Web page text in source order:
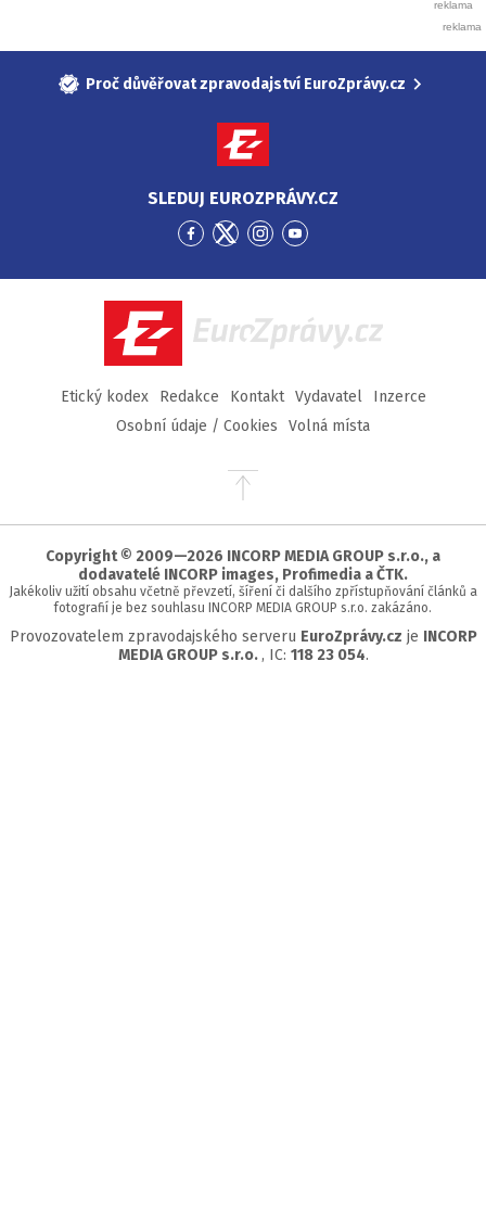
Proč důvěřovat zpravodajství EuroZprávy.cz
SLEDUJ EUROZPRÁVY.CZ
Přejít
Facebook
Přejít
Twitter
Přejít
Instagram
Přejít
YouTube
EuroZprávy.cz
Etický kodex Redakce Kontakt Vydavatel
Inzerce
Osobní údaje / Cookies
Volná místa
Přejít
stránky
Copyright © 2009—2026 INCORP MEDIA GROUP s.r.o., a
dodavatelé INCORP images, Profimedia a ČTK.
Jakékoliv užití obsahu včetně převzetí, šíření či dalšího zpřístupňování článků a
fotografií je bez souhlasu INCORP MEDIA GROUP s.r.o. zakázáno.
Provozovatelem zpravodajského serveru EuroZprávy.cz je INCORP
MEDIA GROUP s.r.o. , IC: 118 23 054.